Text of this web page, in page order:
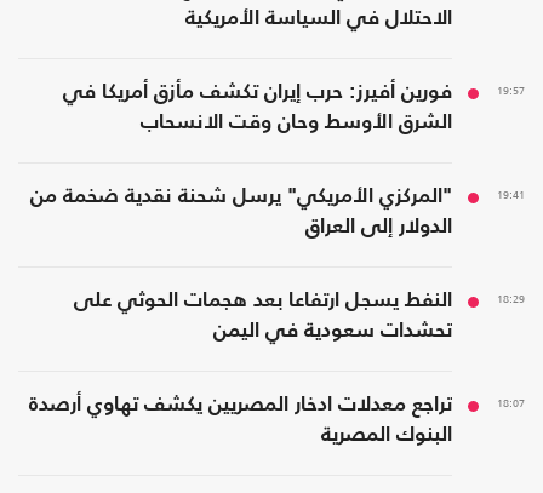
الاحتلال في السياسة الأمريكية
19:57
فورين أفيرز: حرب إيران تكشف مأزق أمريكا في
الشرق الأوسط وحان وقت الانسحاب
19:41
"المركزي الأمريكي" يرسل شحنة نقدية ضخمة من
الدولار إلى العراق
18:29
النفط يسجل ارتفاعا بعد هجمات الحوثي على
تحشدات سعودية في اليمن
18:07
تراجع معدلات ادخار المصريين يكشف تهاوي أرصدة
البنوك المصرية